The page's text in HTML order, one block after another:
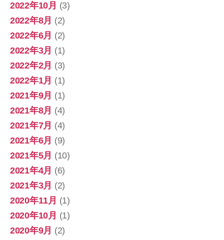
2022年10月 (3)
2022年8月 (2)
2022年6月 (2)
2022年3月 (1)
2022年2月 (3)
2022年1月 (1)
2021年9月 (1)
2021年8月 (4)
2021年7月 (4)
2021年6月 (9)
2021年5月 (10)
2021年4月 (6)
2021年3月 (2)
2020年11月 (1)
2020年10月 (1)
2020年9月 (2)